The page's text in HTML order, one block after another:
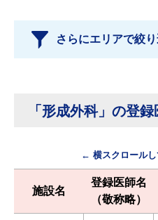
さらにエリアで絞
「形成外科」の登
← 横スクロール
施設名
登録医師名
（敬称略）